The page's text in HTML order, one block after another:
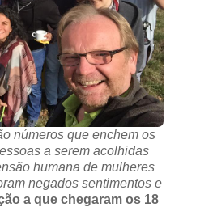
números que enchem os
a serem acolhidas
humana de mulheres
negados sentimentos e
a que chegaram os 18